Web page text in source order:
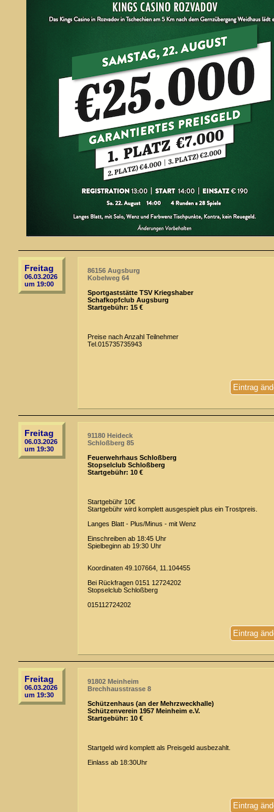
Freitag
06.03.2026
um 19:00
86156 Augsburg
Kobelweg 64
Sportgaststätte TSV Kriegshaber
Schafkopfclub Augsburg
Startgebühr: 15 €
Preise nach Anzahl Teilnehmer
Tel.015735735943
Eintrag
Freitag
06.03.2026
um 19:30
91180 Heideck
Schloßberg 85
Feuerwehrhaus Schloßberg
Stopselclub Schloßberg
Startgebühr: 10 €
Startgebühr 10€
Startgebühr wird komplett ausgespielt plus ein Trostpreis.
Langes Blatt - Plus/Minus - mit Wenz
Einschreiben ab 18:45 Uhr
Spielbeginn ab 19:30 Uhr
Koordinaten 49.107664, 11.104455
Bei Rückfragen 0151 12724202
Stopselclub Schloßberg
015112724202
Eintrag
Freitag
06.03.2026
um 19:30
91802 Meinheim
Brechhausstrasse 8
Schützenhaus (an der Mehrzweckhalle)
Schützenverein 1957 Meinheim e.V.
Startgebühr: 10 €
Startgeld wird komplett als Preisgeld ausbezahlt.
Einlass ab 18:30Uhr
Eintrag